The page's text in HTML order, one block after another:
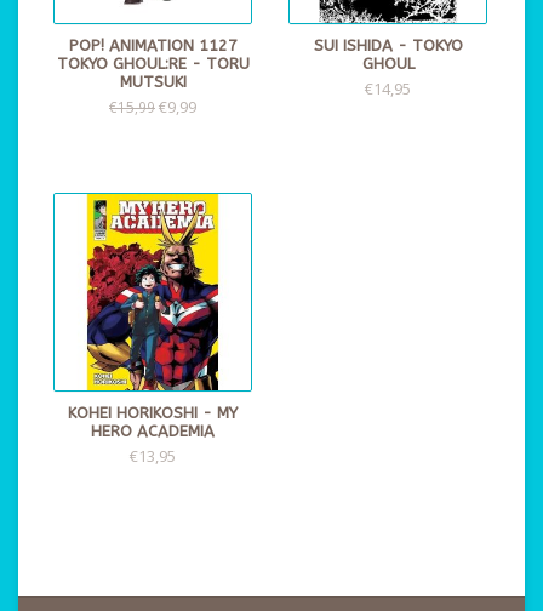
POP! ANIMATION 1127
TOKYO GHOUL:RE - TORU
MUTSUKI
€15,99€9,99
SUI ISHIDA - TOKYO
GHOUL
€14,95
KOHEI HORIKOSHI - MY
HERO ACADEMIA
€13,95